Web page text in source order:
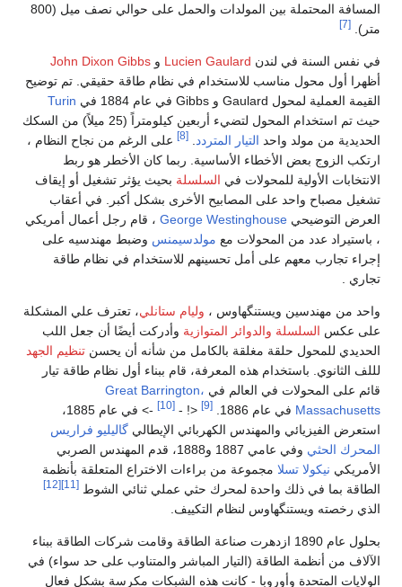
المسافة المحتملة بين المولدات والحمل على حوالي نصف ميل (800
متر).
[7]
في نفس السنة في لندن Lucien Gaulard و John Dixon Gibbs
أظهرا أول محول مناسب للاستخدام في نظام طاقة حقيقي. تم توضيح
القيمة العملية لمحول Gaulard و Gibbs في عام 1884 في
Turin
حيث تم استخدام المحول لتضيء أربعين كيلومتراً (25 ميلاً) من السكك
الحديدية من مولد واحد التيار المتردد [8]
على الرغم من نجاح النظام ،
ارتكب الزوج بعض الأخطاء الأساسية. ربما كان الأخطر هو ربط
الانتخابات الأولية للمحولات في السلسلة بحيث يؤثر تشغيل أو إيقاف
تشغيل مصباح واحد على المصابيح الأخرى بشكل أكبر. في أعقاب
العرض التوضيحي George Westinghouse ، قام رجل أعمال أمريكي
، باستيراد عدد من المحولات مع مولدسيمنس وضبط مهندسيه على
إجراء تجارب معهم على أمل تحسينهم للاستخدام في نظام طاقة
تجاري .
واحد من مهندسين ويستنگهاوس ، وليام ستانلي، تعترف علي المشكلة
على عكس السلسلة والدوائر المتوازية وأدركت أيضًا أن جعل اللب
الحديدي للمحول حلقة مغلقة بالكامل من شأنه أن يحسن تنظيم الجهد
لللف الثانوي. باستخدام هذه المعرفة، قام ببناء أول نظام طاقة تيار
قائم على المحولات في العالم في Great Barrington،
Massachusetts في عام 1886. [9]
<! -
[10]
-> في عام 1885،
استعرض الفيزيائي والمهندس الكهربائي الإيطالي گاليليو فراريس
المحرك الحثي
وفي عامي 1887 و1888، قدم المهندس الصربي
الأمريكي نيكولا تسلا مجموعة من براءات الاختراع المتعلقة بأنظمة
الطاقة بما في ذلك واحدة لمحرك حثي عملي ثنائي الشوط [11]
[12]
الذي رخصته ويستنگهاوس لنظام التكييف.
بحلول عام 1890 ازدهرت صناعة الطاقة وقامت شركات الطاقة ببناء
الآلاف من أنظمة الطاقة (التيار المباشر والمتناوب على حد سواء) في
الولايات المتحدة وأوروبا - كانت هذه الشبكات مكرسة بشكل فعال